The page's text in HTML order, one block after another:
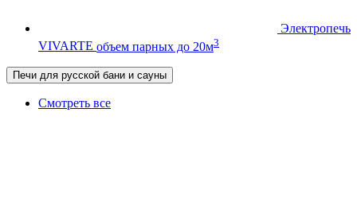
Электропечь
VIVARTE объем парных до 20м3
Печи для русской бани и сауны
Смотреть все